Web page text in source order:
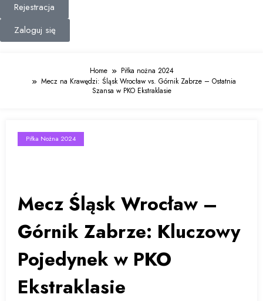
Rejestracja
Zaloguj się
Home
Piłka nożna 2024
Mecz na Krawędzi: Śląsk Wrocław vs. Górnik Zabrze – Ostatnia
Szansa w PKO Ekstraklasie
Piłka Nożna 2024
Mecz Śląsk Wrocław –
Górnik Zabrze: Kluczowy
Pojedynek w PKO
Ekstraklasie